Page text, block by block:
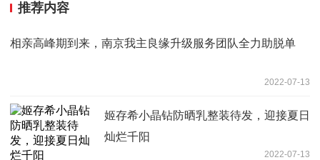
推荐内容
相亲高峰期到来，南京我主良缘升级服务团队全力助脱单
2022-07-13
姬存希小晶钻防晒乳整装待发，迎接夏日
灿烂千阳
2022-07-13